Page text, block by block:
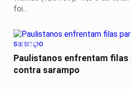
foi...
SAÚDE
Paulistanos enfrentam filas
contra sarampo